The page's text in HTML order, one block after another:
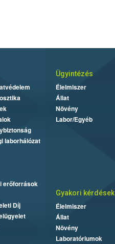
laborhálózat
erőforrások
Díj
Ügyintézés
Élelmiszer
Állat
Növény
Labor/Egyéb
Gyakori kérdések
Élelmiszer
Állat
Növény
Laboratóriumok